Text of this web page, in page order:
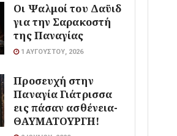
Οι Ψαλμοί του Δαϋιδ
για την Σαρακοστή
της Παναγίας
1 ΑΥΓΟΎΣΤΟΥ, 2026
Προσευχή στην
Παναγία Γιάτρισσα
εις πάσαν ασθένεια-
ΘΑΥΜΑΤΟΥΡΓΗ!